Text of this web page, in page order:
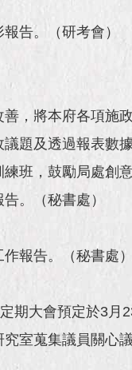
告。（研考會）
善，將本府各項
題及透過報表數
練班，鼓勵局處創
。（秘書處）
報告。（秘書處）
期大會預定於3
室蒐集議員關心